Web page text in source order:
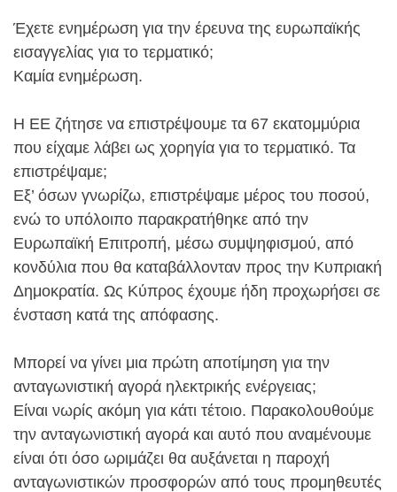
Έχετε ενημέρωση για την έρευνα της ευρωπαϊκής
εισαγγελίας για το τερματικό;
Καμία ενημέρωση.
Η ΕΕ ζήτησε να επιστρέψουμε τα 67 εκατομμύρια
που είχαμε λάβει ως χορηγία για το τερματικό. Τα
επιστρέψαμε;
Εξ’ όσων γνωρίζω, επιστρέψαμε μέρος του ποσού,
ενώ το υπόλοιπο παρακρατήθηκε από την
Ευρωπαϊκή Επιτροπή, μέσω συμψηφισμού, από
κονδύλια που θα καταβάλλονταν προς την Κυπριακή
Δημοκρατία. Ως Κύπρος έχουμε ήδη προχωρήσει σε
ένσταση κατά της απόφασης.
Μπορεί να γίνει μια πρώτη αποτίμηση για την
ανταγωνιστική αγορά ηλεκτρικής ενέργειας;
Είναι νωρίς ακόμη για κάτι τέτοιο. Παρακολουθούμε
την ανταγωνιστική αγορά και αυτό που αναμένουμε
είναι ότι όσο ωριμάζει θα αυξάνεται η παροχή
ανταγωνιστικών προσφορών από τους προμηθευτές